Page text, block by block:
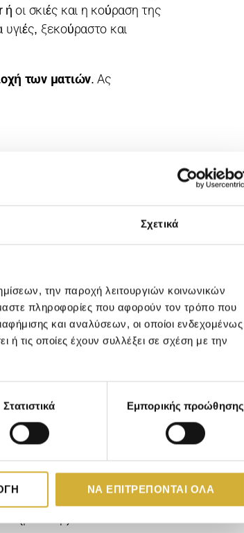
Σχετικά
την παροχή λειτουργιών κοινωνικών
πληροφορίες που αφορούν τον τρόπο που
και αναλύσεων, οι οποίοι ενδεχομένως
τις οποίες έχουν συλλέξει σε σχέση με την
Στατιστικά Εμπορικής προώθησης
ΝΑ ΕΠΙΤΡΈΠΟΝΤΑΙ ΌΛΑ
οι σκιές και η κούραση της
ξεκούραστο και
των ματιών. Ας
του προσώπου. Τα
οι ρύποι που αιωρούνται
ο κίνδυνος
χωρίς βαμβάκι. Από κει και
ανάγκες σας.
προσώπου και έχει
(μισελάρ).